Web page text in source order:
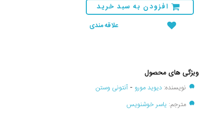
افزودن به سبد خرید
علاقه مندی
ویژگی های محصول
نویسنده: دیوید مورو - آنتونی وستن
مترجم: یاسر خوشنویس